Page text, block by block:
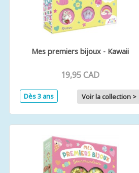
Mes premiers bijoux - Kawaii
19,95 CAD
Dès 3 ans Voir la collection >